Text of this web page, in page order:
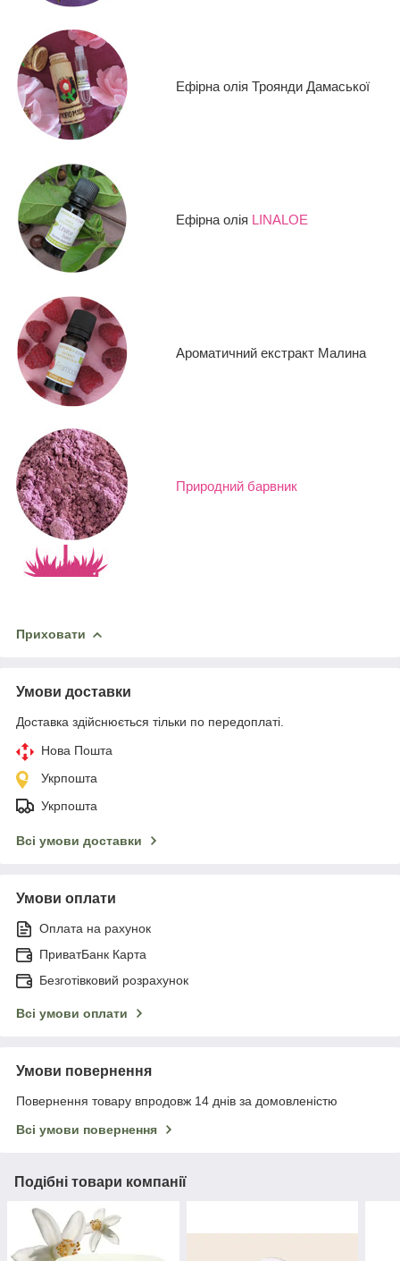
Ефірна олія Троянди Дамаської
Ефірна олія LINALOE
Ароматичний екстракт Малина
Природний барвник
Приховати
Умови доставки
Доставка здійснюється тільки по передоплаті.
Нова Пошта
Укрпошта
Укрпошта
Всі умови доставки
Умови оплати
Оплата на рахунок
ПриватБанк Карта
Безготівковий розрахунок
Всі умови оплати
Умови повернення
Повернення товару впродовж 14 днів за домовленістю
Всі умови повернення
Подібні товари компанії